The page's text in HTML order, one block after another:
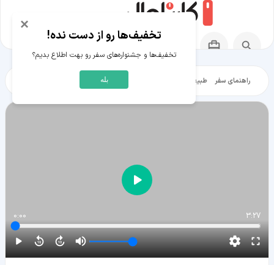
راهنمای سفر طبیعت‌گردی شهرگردی
3:27
0:00
×
تخفیف‌ها رو از دست نده!
تخفیف‌ها و جشنواره‌های سفر رو بهت اطلاع بدیم؟
بله